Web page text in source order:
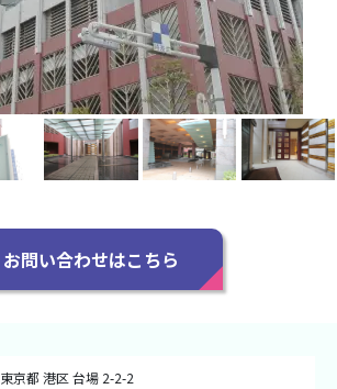
お問い合わせはこちら
東京都 港区 台場 2-2-2